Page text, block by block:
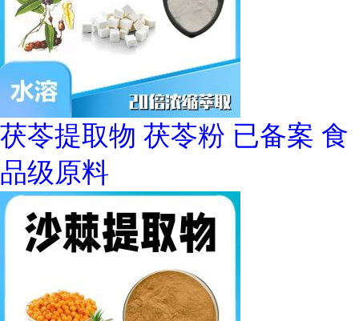
茯苓提取物 茯苓粉 已备案 食
品级原料